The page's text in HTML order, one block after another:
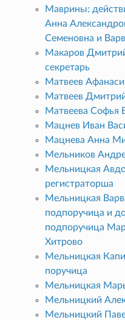
Маврины:
Анна
Семеновна и
Макаров
секретарь
Матвеев
Матвеев
Матвеева Софья
Мацнев Иван
Мацнева Анна
Мельников
Мельницкая
регистраторша
Мельницкая
подпоручица и
подпоручица
Хитрово
Мельницкая
поручица
Мельницкая
Мельницкий
Мельницкий